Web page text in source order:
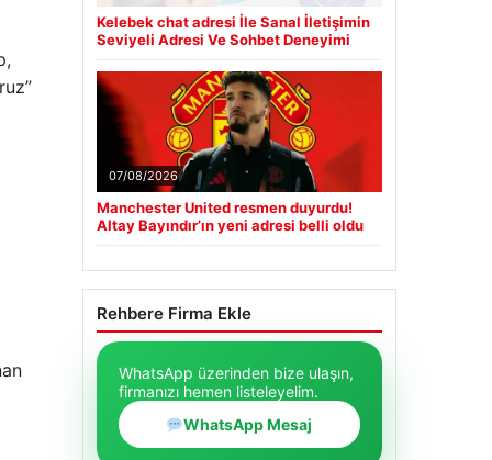
Kelebek chat adresi İle Sanal İletişimin
Seviyeli Adresi Ve Sohbet Deneyimi
07/08/2026
Manchester United resmen duyurdu!
Altay Bayındır’ın yeni adresi belli oldu
Rehbere Firma Ekle
WhatsApp üzerinden bize ulaşın,
firmanızı hemen listeleyelim.
WhatsApp Mesaj